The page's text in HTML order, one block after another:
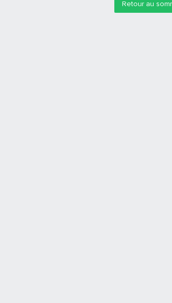
Retour au